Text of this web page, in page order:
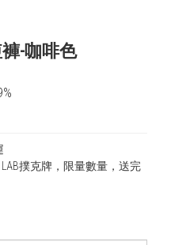
褲-咖啡色
撲克牌，限量數量，送完